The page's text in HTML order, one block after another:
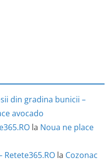
din gradina bunicii –
avocado
la Noua ne place
la Cozonac